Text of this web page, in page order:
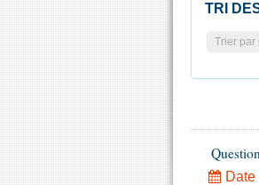
TRI
Trier par
Date